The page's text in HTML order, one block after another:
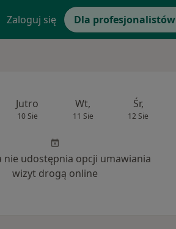
Zaloguj się Dla profesjonalistów
Jutro
10 Sie
Wt,
11 Sie
Śr,
12 Sie
nie udostępnia opcji umawiania
wizyt drogą online